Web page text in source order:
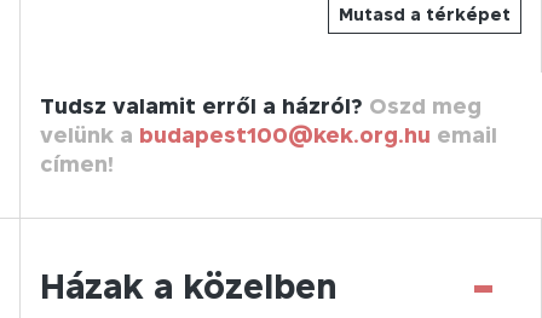
Mutasd a térképet
Tudsz valamit erről a házról? Oszd meg
velünk a budapest100@kek.org.hu email
címen!
Házak a közelben -